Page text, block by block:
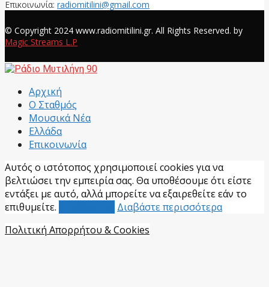
Επικοινωνία: radiomitilini@gmail.com
© Copyright 2024 www.radiomitilini.gr. All Rights Reserved. by
Magic Streams L.P
Αρχική
Ο Σταθμός
Μουσικά Νέα
Ελλάδα
Επικοινωνία
Αυτός ο ιστότοπος χρησιμοποιεί cookies για να
βελτιώσει την εμπειρία σας. Θα υποθέσουμε ότι είστε
εντάξει με αυτό, αλλά μπορείτε να εξαιρεθείτε εάν το
επιθυμείτε.
Διαβάστε περισσότερα
Πολιτική Απορρήτου & Cookies